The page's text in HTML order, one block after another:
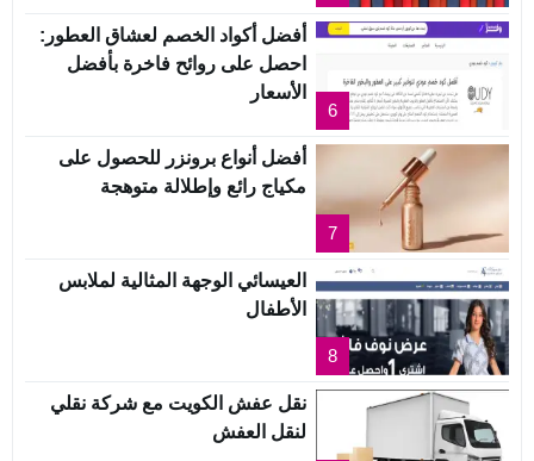
6
أفضل أكواد الخصم لعشاق العطور:
احصل على روائح فاخرة بأفضل
الأسعار
7
أفضل أنواع برونزر للحصول على
مكياج رائع وإطلالة متوهجة
8
العيسائي الوجهة المثالية لملابس
الأطفال
نقل عفش الكويت مع شركة نقلي
لنقل العفش